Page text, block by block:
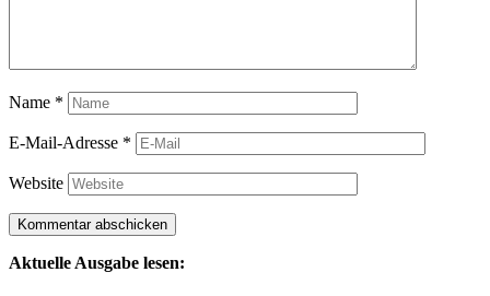
Name *
E-Mail-Adresse *
Website
Aktuelle Ausgabe lesen: